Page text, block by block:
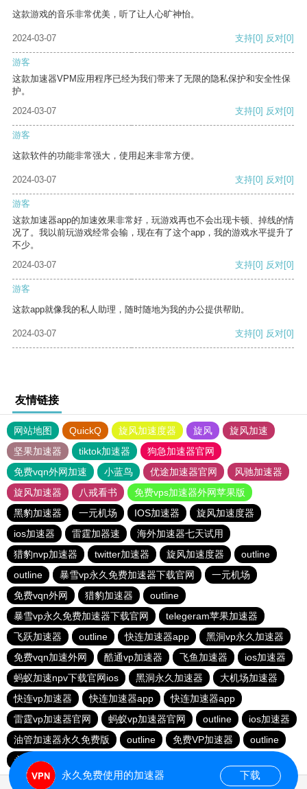
这款游戏的音乐非常优美，听了让人心旷神怡。
2024-03-07 支持[0] 反对[0]
游客
这款加速器VPM应用程序已经为我们带来了无限的隐私保护和安全性保
护。
2024-03-07
支持[0] 反对[0]
游客
这款软件的功能非常强大，使用起来非常方便。
2024-03-07 支持[0] 反对[0]
游客
这款加速器app的加速效果非常好，玩游戏再也不会出现卡顿、掉线的情
况了。我以前玩游戏经常会输，现在有了这个app，我的游戏水平提升了
不少。
2024-03-07
支持[0] 反对[0]
游客
这款app就像我的私人助理，随时随地为我的办公提供帮助。
2024-03-07 支持[0] 反对[0]
友情链接
网站地图 QuickQ 旋风加速度器 旋风
旋风加速
坚果加速器
tiktok加速器
狗急加速器官网
免费vqn外网加速
小蓝鸟 优途加速器官网
风驰加速器
旋风加速器
八戒看书
免费vps加速器外网苹果版
黑豹加速器
一元机场 IOS加速器
旋风加速度器
ios加速器
雷霆加器速
海外加速器七天试用
猎豹nvp加速器
twitter加速器 旋风加速度器
outline
outline
暴雪vp永久免费加速器下载官网
一元机场
免费vqn外网
猎豹加速器
outline
暴雪vp永久免费加速器下载官网
telegeram苹果加速器
飞跃加速器
outline 快连加速器app
黑洞vp永久加速器
免费vqn加速外网
酷通vp加速器 飞鱼加速器
ios加速器
蚂蚁加速npv下载官网ios
黑洞永久加速器
大机场加速器
快连vp加速器
快连加速器app
快连加速器app
雷霆vp加速器官网
蚂蚁vp加速器官网 outline
ios加速器
油管加速器永久免费版
outline 免费VP加速器
outline
永久免费vqn加速外网
永久免费使用的加速器 下载